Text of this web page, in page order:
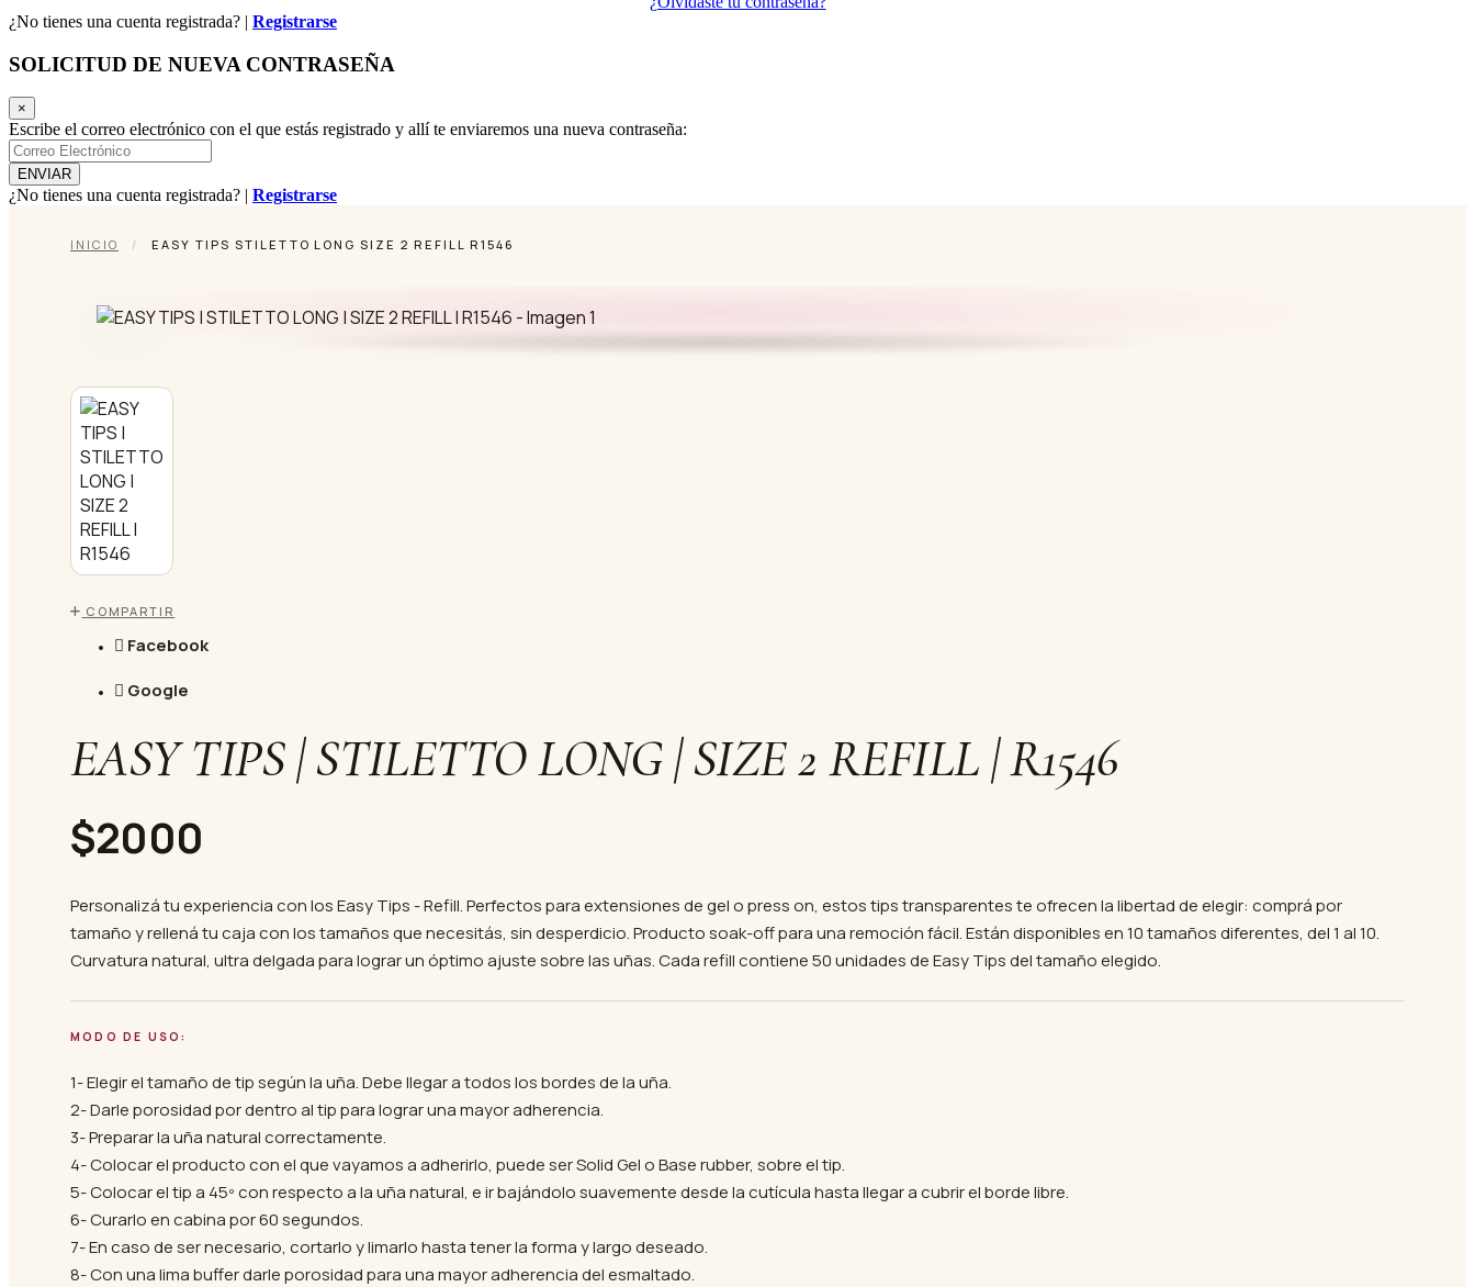
¿No tienes una cuenta registrada? | Registrarse
SOLICITUD DE NUEVA CONTRASEÑA
×
Escribe el correo electrónico con el que estás registrado y allí te enviaremos una nueva contraseña:
¿No tienes una cuenta registrada? | Registrarse
INICIO / EASY TIPS STILETTO LONG SIZE 2 REFILL R1546
COMPARTIR
Facebook
Google
EASY TIPS | STILETTO LONG | SIZE 2 REFILL | R1546
$2000
Personalizá tu experiencia con los Easy Tips - Refill. Perfectos para extensiones de gel o press on, estos tips transparentes te ofrecen la libertad de elegir: comprá por
tamaño y rellená tu caja con los tamaños que necesitás, sin desperdicio. Producto soak-off para una remoción fácil. Están disponibles en 10 tamaños diferentes, del 1 al 10.
Curvatura natural, ultra delgada para lograr un óptimo ajuste sobre las uñas. Cada refill contiene 50 unidades de Easy Tips del tamaño elegido.
MODO DE USO:
1- Elegir el tamaño de tip según la uña. Debe llegar a todos los bordes de la uña.
2- Darle porosidad por dentro al tip para lograr una mayor adherencia.
3- Preparar la uña natural correctamente.
4- Colocar el producto con el que vayamos a adherirlo, puede ser Solid Gel o Base rubber, sobre el tip.
5- Colocar el tip a 45º con respecto a la uña natural, e ir bajándolo suavemente desde la cutícula hasta llegar a cubrir el borde libre.
6- Curarlo en cabina por 60 segundos.
7- En caso de ser necesario, cortarlo y limarlo hasta tener la forma y largo deseado.
8- Con una lima buffer darle porosidad para una mayor adherencia del esmaltado.